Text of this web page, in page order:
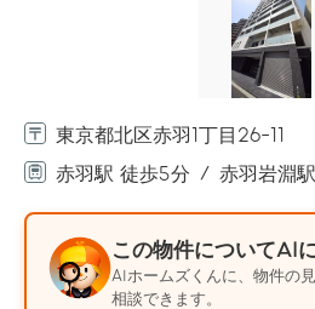
東京都北区赤羽1丁目26-11
赤羽駅 徒歩5分
赤羽岩淵
この物件についてAI
AIホームズくんに、物件の
相談できます。